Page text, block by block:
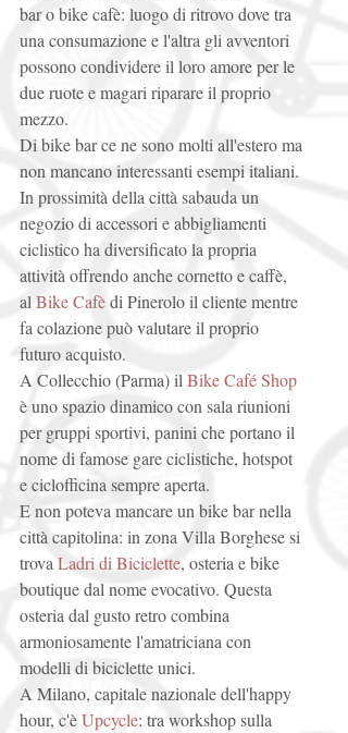
bar o bike cafè: luogo di ritrovo dove tra
una consumazione e l'altra gli avventori
possono condividere il loro amore per le
due ruote e magari riparare il proprio
mezzo.
Di bike bar ce ne sono molti all'estero ma
non mancano interessanti esempi italiani.
In prossimità della città sabauda un
negozio di accessori e abbigliamenti
ciclistico ha diversificato la propria
attività offrendo anche cornetto e caffè,
al Bike Cafè di Pinerolo il cliente mentre
fa colazione può valutare il proprio
futuro acquisto.
A Collecchio (Parma) il Bike Café Shop
è uno spazio dinamico con sala riunioni
per gruppi sportivi, panini che portano il
nome di famose gare ciclistiche, hotspot
e ciclofficina sempre aperta.
E non poteva mancare un bike bar nella
città capitolina: in zona Villa Borghese si
trova Ladri di Biciclette, osteria e bike
boutique dal nome evocativo. Questa
osteria dal gusto retro combina
armoniosamente l'amatriciana con
modelli di biciclette unici.
A Milano, capitale nazionale dell'happy
hour, c'è Upcycle: tra workshop sulla